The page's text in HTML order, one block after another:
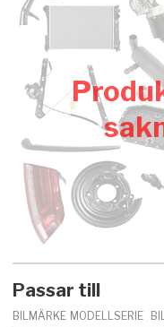
Passar till
BILMÄRKE MODELLSERIE